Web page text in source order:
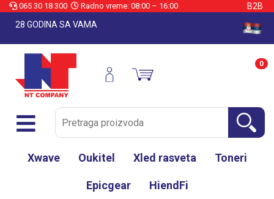
065 30 18 300 Radno vreme: 08:00 – 16:00
B2B
28 GODINA SA VAMA
Xwave Oukitel Xled rasveta Toneri
Epicgear HiendFi
0